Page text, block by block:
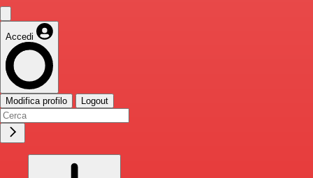
Accedi
Modifica profilo Logout